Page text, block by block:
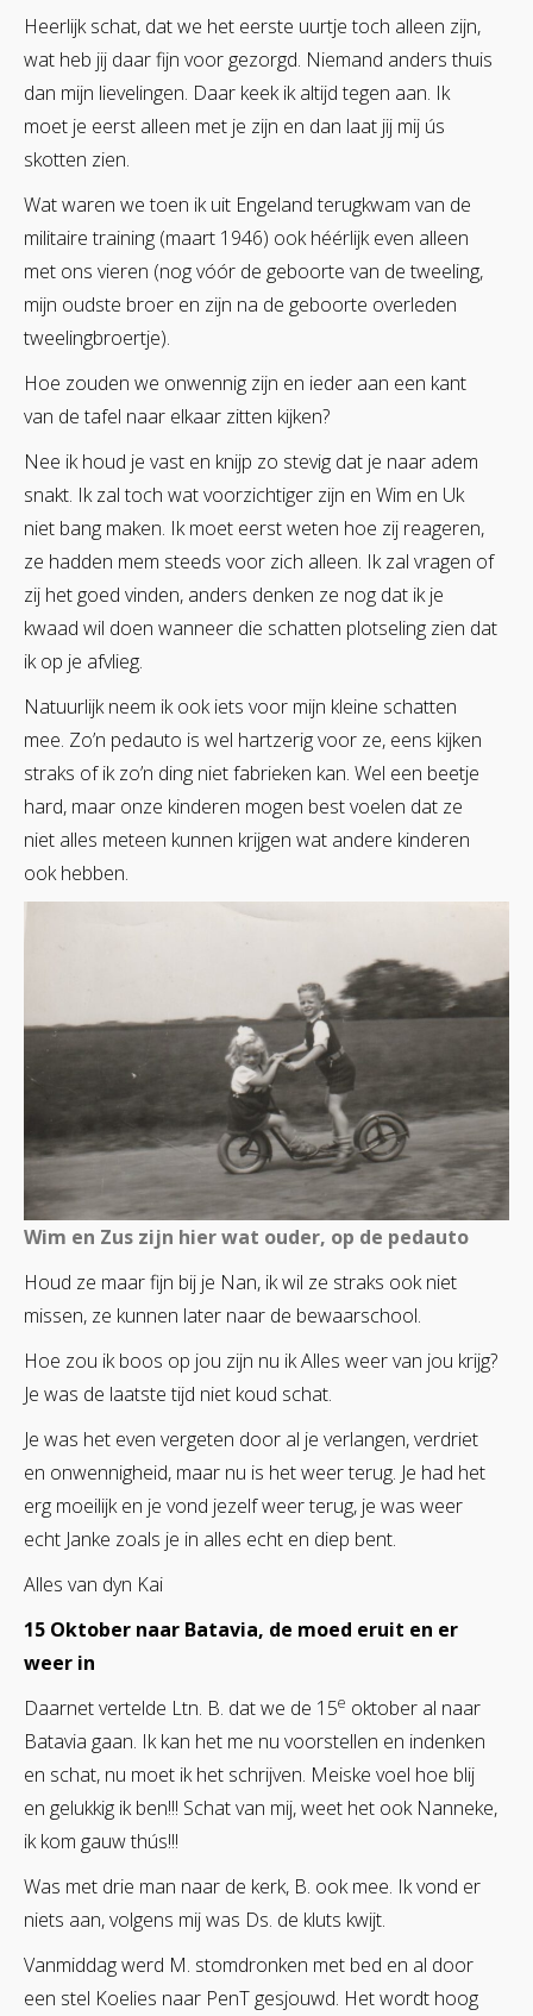
Heerlijk schat, dat we het eerste uurtje toch alleen zijn,
wat heb jij daar fijn voor gezorgd. Niemand anders thuis
dan mijn lievelingen. Daar keek ik altijd tegen aan. Ik
moet je eerst alleen met je zijn en dan laat jij mij ús
skotten zien.
Wat waren we toen ik uit Engeland terugkwam van de
militaire training (maart 1946) ook héérlijk even alleen
met ons vieren (nog vóór de geboorte van de tweeling,
mijn oudste broer en zijn na de geboorte overleden
tweelingbroertje).
Hoe zouden we onwennig zijn en ieder aan een kant
van de tafel naar elkaar zitten kijken?
Nee ik houd je vast en knijp zo stevig dat je naar adem
snakt. Ik zal toch wat voorzichtiger zijn en Wim en Uk
niet bang maken. Ik moet eerst weten hoe zij reageren,
ze hadden mem steeds voor zich alleen. Ik zal vragen of
zij het goed vinden, anders denken ze nog dat ik je
kwaad wil doen wanneer die schatten plotseling zien dat
ik op je afvlieg.
Natuurlijk neem ik ook iets voor mijn kleine schatten
mee. Zo’n pedauto is wel hartzerig voor ze, eens kijken
straks of ik zo’n ding niet fabrieken kan. Wel een beetje
hard, maar onze kinderen mogen best voelen dat ze
niet alles meteen kunnen krijgen wat andere kinderen
ook hebben.
Wim en Zus zijn hier wat ouder, op de pedauto
Houd ze maar fijn bij je Nan, ik wil ze straks ook niet
missen, ze kunnen later naar de bewaarschool.
Hoe zou ik boos op jou zijn nu ik Alles weer van jou krijg?
Je was de laatste tijd niet koud schat.
Je was het even vergeten door al je verlangen, verdriet
en onwennigheid, maar nu is het weer terug. Je had het
erg moeilijk en je vond jezelf weer terug, je was weer
echt Janke zoals je in alles echt en diep bent.
Alles van dyn Kai
15 Oktober naar Batavia, de moed eruit en er
weer in
Daarnet vertelde Ltn. B. dat we de 15e oktober al naar
Batavia gaan. Ik kan het me nu voorstellen en indenken
en schat, nu moet ik het schrijven. Meiske voel hoe blij
en gelukkig ik ben!!! Schat van mij, weet het ook Nanneke,
ik kom gauw thús!!!
Was met drie man naar de kerk, B. ook mee. Ik vond er
niets aan, volgens mij was Ds. de kluts kwijt.
Vanmiddag werd M. stomdronken met bed en al door
een stel Koelies naar PenT gesjouwd. Het wordt hoog